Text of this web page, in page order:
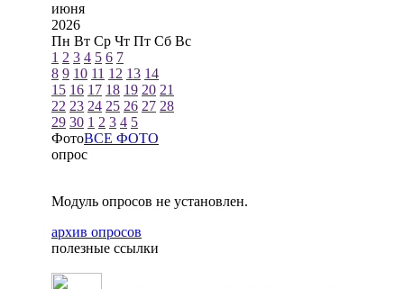
июня
2026
Пн Вт Ср Чт Пт Сб Вс
1 2 3 4 5 6 7
8 9 10 11 12 13 14
15 16 17 18 19 20 21
22 23 24 25 26 27 28
29 30 1 2 3 4 5
ФотоВСЕ ФОТО
опрос
Модуль опросов не установлен.
архив опросов
полезные ссылки